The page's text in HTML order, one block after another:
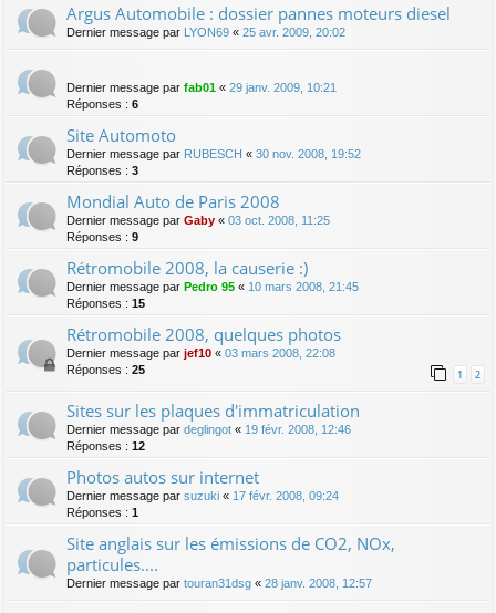
Argus Automobile : dossier pannes moteurs diesel
Dernier message par LYON69 « 25 avr. 2009, 20:02
Dernier message par fab01 « 29 janv. 2009, 10:21
Réponses : 6
Site Automoto
Dernier message par RUBESCH « 30 nov. 2008, 19:52
Réponses : 3
Mondial Auto de Paris 2008
Dernier message par Gaby « 03 oct. 2008, 11:25
Réponses : 9
Rétromobile 2008, la causerie :)
Dernier message par Pedro 95 « 10 mars 2008, 21:45
Réponses : 15
Rétromobile 2008, quelques photos
Dernier message par jef10 « 03 mars 2008, 22:08
Réponses : 25 1 2
Sites sur les plaques d'immatriculation
Dernier message par deglingot « 19 févr. 2008, 12:46
Réponses : 12
Photos autos sur internet
Dernier message par suzuki « 17 févr. 2008, 09:24
Réponses : 1
Site anglais sur les émissions de CO2, NOx,
particules....
Dernier message par touran31dsg « 28 janv. 2008, 12:57